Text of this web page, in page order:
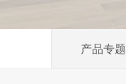
产品专题